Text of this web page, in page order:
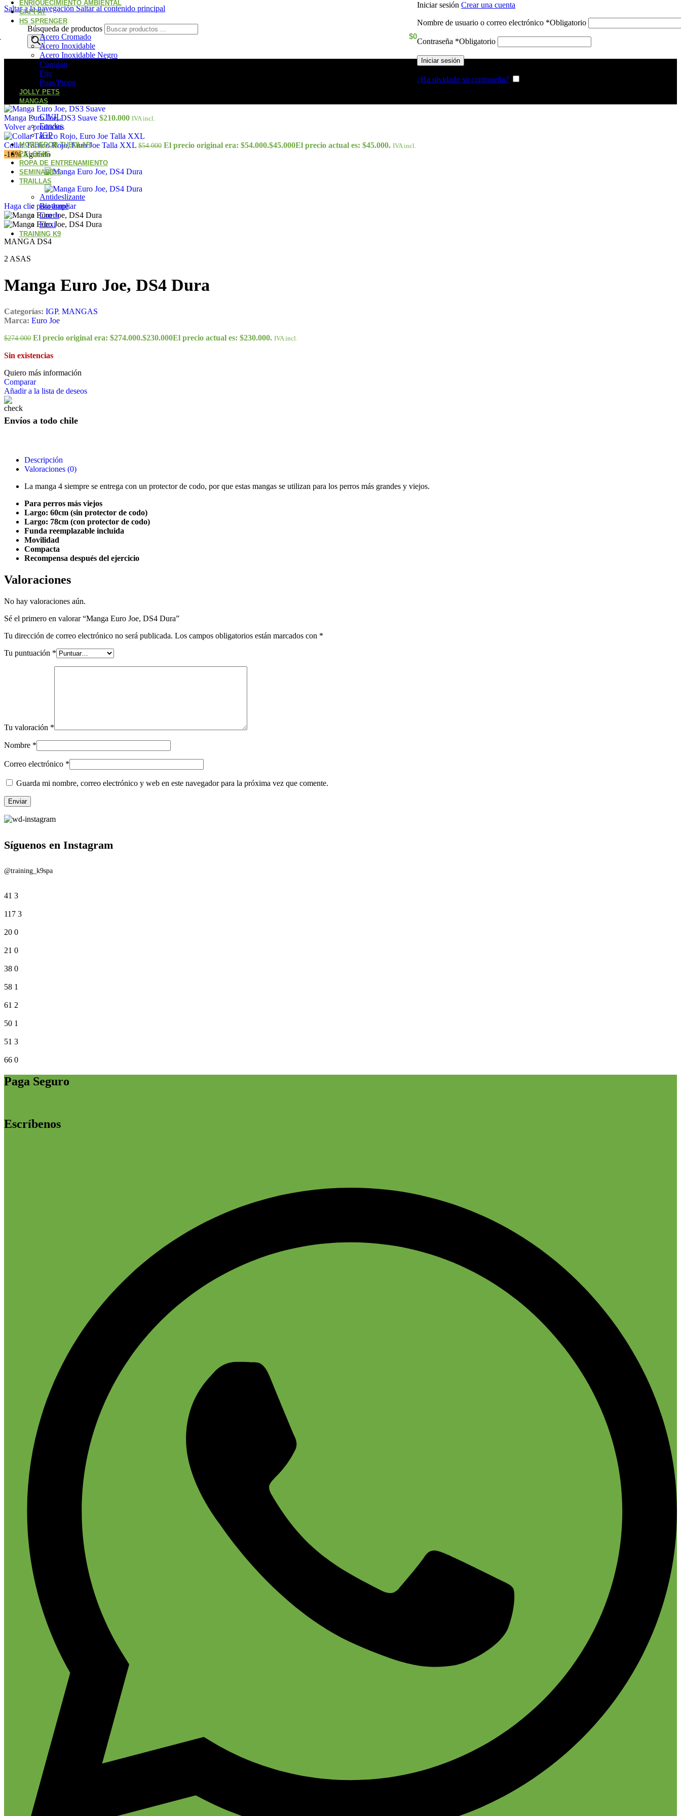
Saltar a la navegaciónSaltar al contenido principal
Búsqueda de productos
$0
Iniciar sesión Crear una cuenta
Nombre de usuario o correo electrónico *Obligatorio
Contraseña *Obligatorio
Iniciar sesión
¿Ha olvidado su contraseña?
ENRIQUECIMIENTO AMBIENTAL
GAPPAY
HS SPRENGER
Acero Cromado
Acero Inoxidable
Acero Inoxidable Negro
Curogan
Fijo
Puas/Prong
JOLLY PETS
MANGAS
CIVIL
Fundas
IGP
MORDEDOR TUBULAR
PELOTAS
ROPA DE ENTRENAMIENTO
SEMINARIOS
TRAILLAS
Antideslizante
Biothane
Cuero
Flexi
TRAINING K9
Manga Euro Joe, DS3 Suave $210.000 IVA incl.
Volver a productos
Collar Táctico Rojo, Euro Joe Talla XXL $54.000 El precio original era: $54.000.$45.000El precio actual es: $45.000. IVA incl.
-16%Agotado
Haga clic para ampliar
MANGA DS4
2 ASAS
Manga Euro Joe, DS4 Dura
Categorías: IGP, MANGAS
Marca: Euro Joe
$274.000 El precio original era: $274.000.$230.000El precio actual es: $230.000. IVA incl.
Sin existencias
Quiero más información
Comparar
Añadir a la lista de deseos
Envíos a todo chile
Descripción
Valoraciones (0)
La manga 4 siempre se entrega con un protector de codo, por que estas mangas se utilizan para los perros más grandes y viejos.
Para perros más viejos
Largo: 60cm (sin protector de codo)
Largo: 78cm (con protector de codo)
Funda reemplazable incluida
Movilidad
Compacta
Recompensa después del ejercicio
Valoraciones
No hay valoraciones aún.
Sé el primero en valorar “Manga Euro Joe, DS4 Dura”
Tu dirección de correo electrónico no será publicada. Los campos obligatorios están marcados con *
Tu puntuación *
Tu valoración *
Nombre *
Correo electrónico *
Guarda mi nombre, correo electrónico y web en este navegador para la próxima vez que comente.
Síguenos en Instagram
@training_k9spa
41 3
117 3
20 0
21 0
38 0
58 1
61 2
50 1
51 3
66 0
Paga Seguro
Escríbenos